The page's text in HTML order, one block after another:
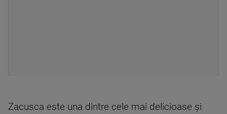
Zacusca este una dintre cele mai delicioase și